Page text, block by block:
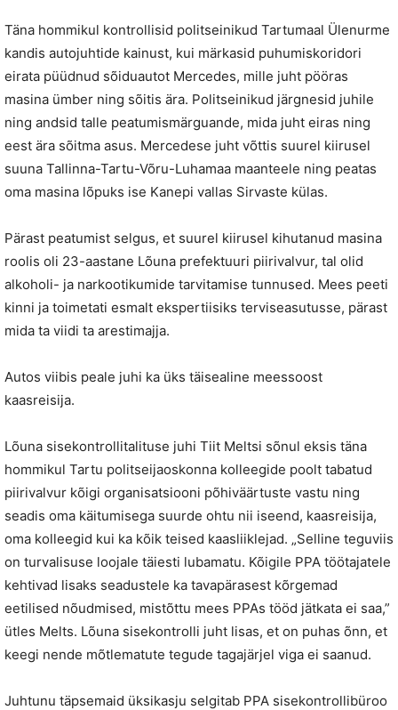
Täna hommikul kontrollisid politseinikud Tartumaal Ülenurme
kandis autojuhtide kainust, kui märkasid puhumiskoridori
eirata püüdnud sõiduautot Mercedes, mille juht pööras
masina ümber ning sõitis ära. Politseinikud järgnesid juhile
ning andsid talle peatumismärguande, mida juht eiras ning
eest ära sõitma asus. Mercedese juht võttis suurel kiirusel
suuna Tallinna-Tartu-Võru-Luhamaa maanteele ning peatas
oma masina lõpuks ise Kanepi vallas Sirvaste külas.
Pärast peatumist selgus, et suurel kiirusel kihutanud masina
roolis oli 23-aastane Lõuna prefektuuri piirivalvur, tal olid
alkoholi- ja narkootikumide tarvitamise tunnused. Mees peeti
kinni ja toimetati esmalt ekspertiisiks terviseasutusse, pärast
mida ta viidi ta arestimajja.
Autos viibis peale juhi ka üks täisealine meessoost
kaasreisija.
Lõuna sisekontrollitalituse juhi Tiit Meltsi sõnul eksis täna
hommikul Tartu politseijaoskonna kolleegide poolt tabatud
piirivalvur kõigi organisatsiooni põhiväärtuste vastu ning
seadis oma käitumisega suurde ohtu nii iseend, kaasreisija,
oma kolleegid kui ka kõik teised kaasliiklejad. „Selline teguviis
on turvalisuse loojale täiesti lubamatu. Kõigile PPA töötajatele
kehtivad lisaks seadustele ka tavapärasest kõrgemad
eetilised nõudmised, mistõttu mees PPAs tööd jätkata ei saa,”
ütles Melts. Lõuna sisekontrolli juht lisas, et on puhas õnn, et
keegi nende mõtlematute tegude tagajärjel viga ei saanud.
Juhtunu täpsemaid üksikasju selgitab PPA sisekontrollibüroo